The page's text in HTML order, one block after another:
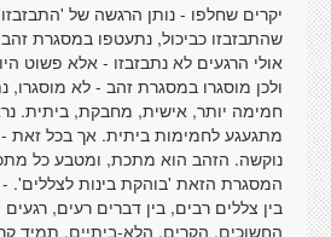
יקרים שחלפו - נותן הרגשה של
שהתבזבזו כביכול, נתעטפו במסגרת
אולי הרגעים לא נתבזבזו - אלא פשוט
ולכן מוסגרו במסגרת זהב - לא מוסגרו,
חמימה יותר, אישית, מחבקת, ביתית.
מתגעגע לחמימות ביתית. אך בכל זאת
נוקשה. הזהב הוא מתכת, ומטבע כל
המסגרת הזאת 'בוהקת בינות לצללים'. -
בין צללים רבים, בין דברים רעים,
החשוכים, הקרים, הלא-ביתיים. תמיד